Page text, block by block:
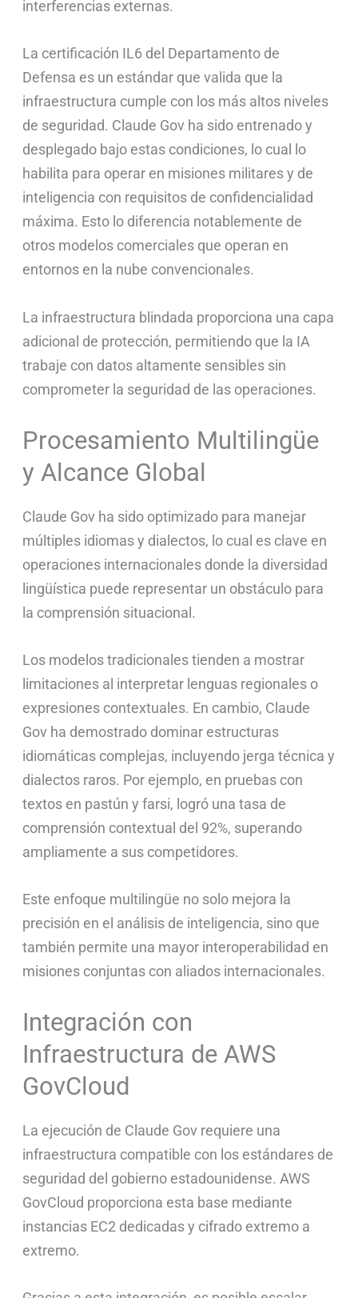
interferencias externas.
La certificación IL6 del Departamento de
Defensa es un estándar que valida que la
infraestructura cumple con los más altos niveles
de seguridad. Claude Gov ha sido entrenado y
desplegado bajo estas condiciones, lo cual lo
habilita para operar en misiones militares y de
inteligencia con requisitos de confidencialidad
máxima. Esto lo diferencia notablemente de
otros modelos comerciales que operan en
entornos en la nube convencionales.
La infraestructura blindada proporciona una capa
adicional de protección, permitiendo que la IA
trabaje con datos altamente sensibles sin
comprometer la seguridad de las operaciones.
Procesamiento Multilingüe
y Alcance Global
Claude Gov ha sido optimizado para manejar
múltiples idiomas y dialectos, lo cual es clave en
operaciones internacionales donde la diversidad
lingüística puede representar un obstáculo para
la comprensión situacional.
Los modelos tradicionales tienden a mostrar
limitaciones al interpretar lenguas regionales o
expresiones contextuales. En cambio, Claude
Gov ha demostrado dominar estructuras
idiomáticas complejas, incluyendo jerga técnica y
dialectos raros. Por ejemplo, en pruebas con
textos en pastún y farsi, logró una tasa de
comprensión contextual del 92%, superando
ampliamente a sus competidores.
Este enfoque multilingüe no solo mejora la
precisión en el análisis de inteligencia, sino que
también permite una mayor interoperabilidad en
misiones conjuntas con aliados internacionales.
Integración con
Infraestructura de AWS
GovCloud
La ejecución de Claude Gov requiere una
infraestructura compatible con los estándares de
seguridad del gobierno estadounidense. AWS
GovCloud proporciona esta base mediante
instancias EC2 dedicadas y cifrado extremo a
extremo.